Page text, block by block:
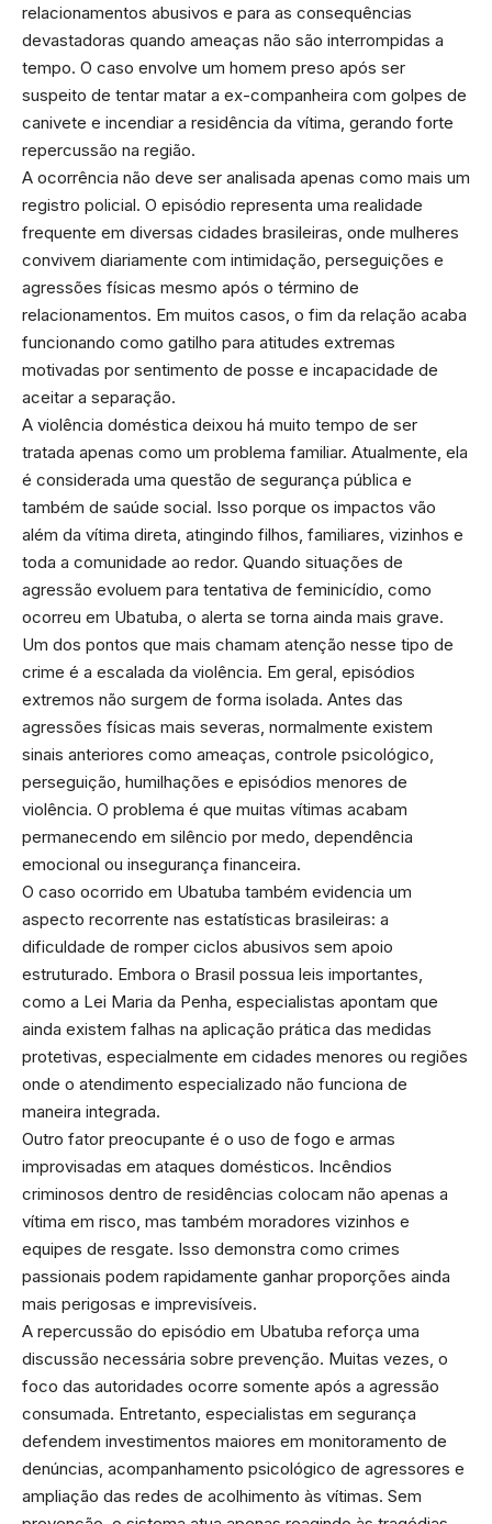
relacionamentos abusivos e para as consequências
devastadoras quando ameaças não são interrompidas a
tempo. O caso envolve um homem preso após ser
suspeito de tentar matar a ex-companheira com golpes de
canivete e incendiar a residência da vítima, gerando forte
repercussão na região.
A ocorrência não deve ser analisada apenas como mais um
registro policial. O episódio representa uma realidade
frequente em diversas cidades brasileiras, onde mulheres
convivem diariamente com intimidação, perseguições e
agressões físicas mesmo após o término de
relacionamentos. Em muitos casos, o fim da relação acaba
funcionando como gatilho para atitudes extremas
motivadas por sentimento de posse e incapacidade de
aceitar a separação.
A violência doméstica deixou há muito tempo de ser
tratada apenas como um problema familiar. Atualmente, ela
é considerada uma questão de segurança pública e
também de saúde social. Isso porque os impactos vão
além da vítima direta, atingindo filhos, familiares, vizinhos e
toda a comunidade ao redor. Quando situações de
agressão evoluem para tentativa de feminicídio, como
ocorreu em Ubatuba, o alerta se torna ainda mais grave.
Um dos pontos que mais chamam atenção nesse tipo de
crime é a escalada da violência. Em geral, episódios
extremos não surgem de forma isolada. Antes das
agressões físicas mais severas, normalmente existem
sinais anteriores como ameaças, controle psicológico,
perseguição, humilhações e episódios menores de
violência. O problema é que muitas vítimas acabam
permanecendo em silêncio por medo, dependência
emocional ou insegurança financeira.
O caso ocorrido em Ubatuba também evidencia um
aspecto recorrente nas estatísticas brasileiras: a
dificuldade de romper ciclos abusivos sem apoio
estruturado. Embora o Brasil possua leis importantes,
como a Lei Maria da Penha, especialistas apontam que
ainda existem falhas na aplicação prática das medidas
protetivas, especialmente em cidades menores ou regiões
onde o atendimento especializado não funciona de
maneira integrada.
Outro fator preocupante é o uso de fogo e armas
improvisadas em ataques domésticos. Incêndios
criminosos dentro de residências colocam não apenas a
vítima em risco, mas também moradores vizinhos e
equipes de resgate. Isso demonstra como crimes
passionais podem rapidamente ganhar proporções ainda
mais perigosas e imprevisíveis.
A repercussão do episódio em Ubatuba reforça uma
discussão necessária sobre prevenção. Muitas vezes, o
foco das autoridades ocorre somente após a agressão
consumada. Entretanto, especialistas em segurança
defendem investimentos maiores em monitoramento de
denúncias, acompanhamento psicológico de agressores e
ampliação das redes de acolhimento às vítimas. Sem